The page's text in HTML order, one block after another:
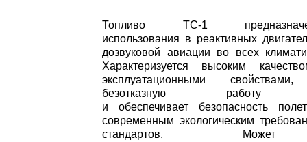
Топливо ТС-1
использования в реактивных
дозвуковой авиации во всех
Характеризуется высоким
эксплуатационными свойствами,
безотказную работу
и обеспечивает безопасность
современным экологическим
стандартов.